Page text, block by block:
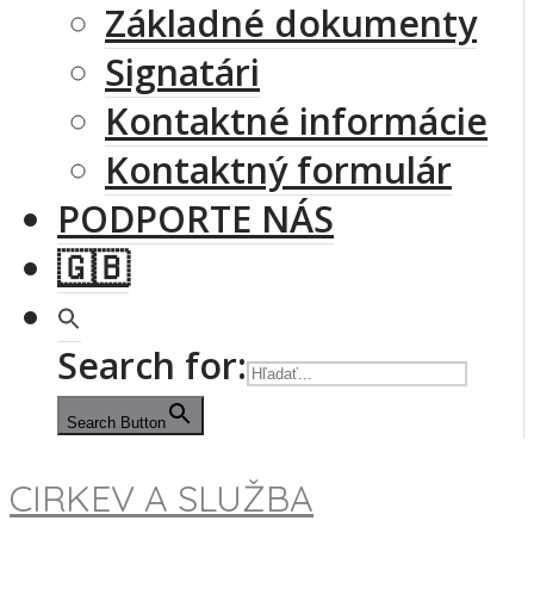
Základné dokumenty
Signatári
Kontaktné informácie
Kontaktný formulár
PODPORTE NÁS
🇬🇧
Search for:
Search Button
CIRKEV A SLUŽBA